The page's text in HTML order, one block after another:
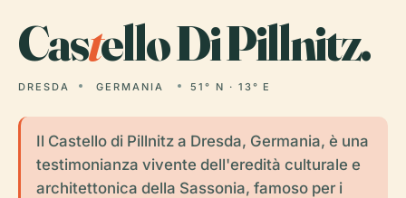
Castello Di Pillnitz.
DRESDA GERMANIA 51° N · 13° E
Il Castello di Pillnitz a Dresda, Germania, è una
testimonianza vivente dell'eredità culturale e
architettonica della Sassonia, famoso per i